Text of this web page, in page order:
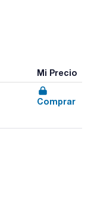
Mi Precio
Comprar